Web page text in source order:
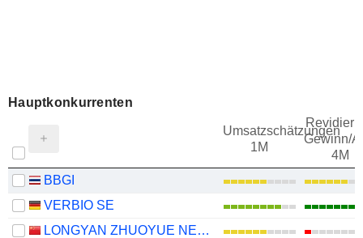
Hauptkonkurrenten
Umsatzschätzungen
1M
Gewinn/
4M
BBGI
VERBIO SE
LONGYAN ZHUOYUE NEW ENERGY CO., LTD.